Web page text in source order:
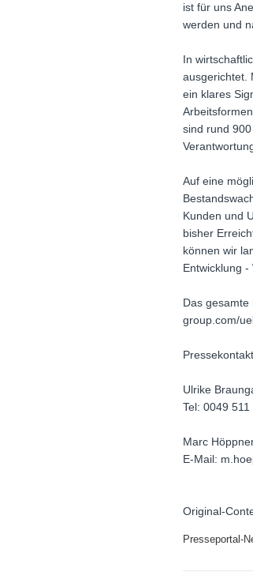
ist für uns
werden und
In
ausgerichtet.
ein klares
sind rund
Auf eine
Kunden und
bisher
können wir
Entwicklung
Das
group.com/
Ulrike
Tel: 0049
Marc
E-Mail:
Original-
Presseportal-